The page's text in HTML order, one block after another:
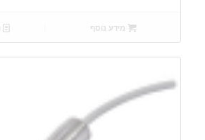
מידע נוסף